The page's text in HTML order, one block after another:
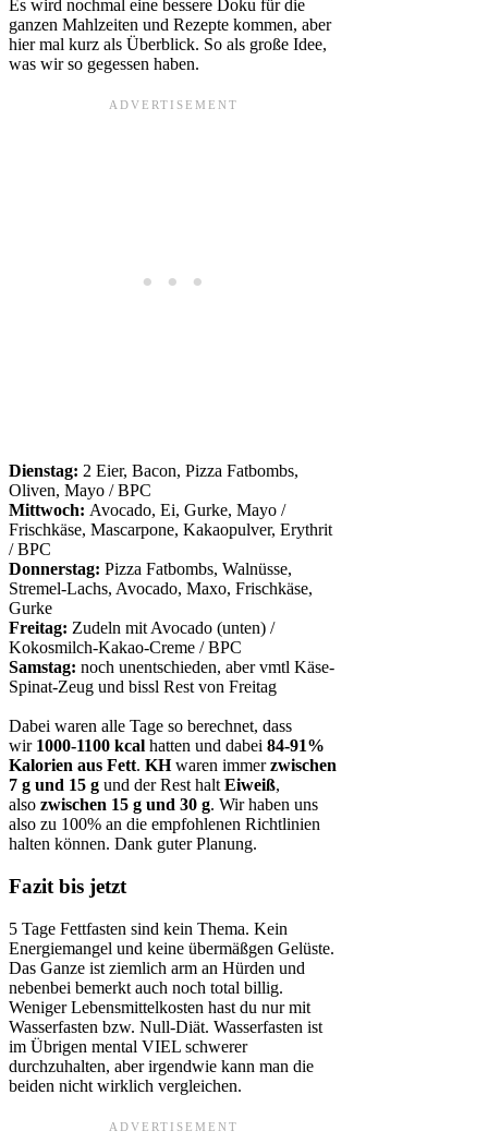
Es wird nochmal eine bessere Doku für die
ganzen Mahlzeiten und Rezepte kommen, aber
hier mal kurz als Überblick. So als große Idee,
was wir so gegessen haben.
Dienstag: 2 Eier, Bacon, Pizza Fatbombs,
Oliven, Mayo / BPC
Mittwoch: Avocado, Ei, Gurke, Mayo /
Frischkäse, Mascarpone, Kakaopulver, Erythrit
/ BPC
Donnerstag: Pizza Fatbombs, Walnüsse,
Stremel-Lachs, Avocado, Maxo, Frischkäse,
Gurke
Freitag: Zudeln mit Avocado (unten) /
Kokosmilch-Kakao-Creme / BPC
Samstag: noch unentschieden, aber vmtl Käse-
Spinat-Zeug und bissl Rest von Freitag
Dabei waren alle Tage so berechnet, dass
wir 1000-1100 kcal hatten und dabei 84-91%
Kalorien aus Fett. KHwaren immerzwischen
7 g und 15 g und der Rest halt Eiweiß,
also zwischen 15 g und 30 g. Wir haben uns
also zu 100% an die empfohlenen Richtlinien
halten können. Dank guter Planung.
Fazit bis jetzt
5 Tage Fettfasten sind kein Thema. Kein
Energiemangel und keine übermäßgen Gelüste.
Das Ganze ist ziemlich arm an Hürden und
nebenbei bemerkt auch noch total billig.
Weniger Lebensmittelkosten hast du nur mit
Wasserfasten bzw. Null-Diät. Wasserfasten ist
im Übrigen mental VIEL schwerer
durchzuhalten, aber irgendwie kann man die
beiden nicht wirklich vergleichen.